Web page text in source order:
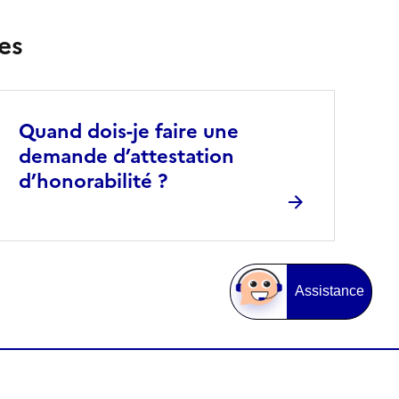
Quand dois-je faire une
demande d’attestation
d’honorabilité ?
Assistance